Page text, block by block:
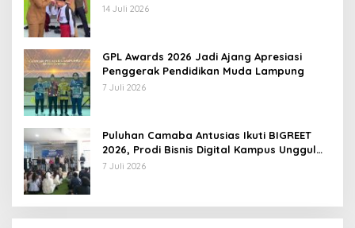
14 Juli 2026
GPL Awards 2026 Jadi Ajang Apresiasi
Penggerak Pendidikan Muda Lampung
7 Juli 2026
Puluhan Camaba Antusias Ikuti BIGREET
2026, Prodi Bisnis Digital Kampus Unggul
IIB Darmajaya Hadirkan Deretan
7 Juli 2026